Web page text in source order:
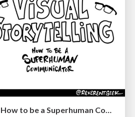
Visual Storytelling: How to be a Superhuman Communicator